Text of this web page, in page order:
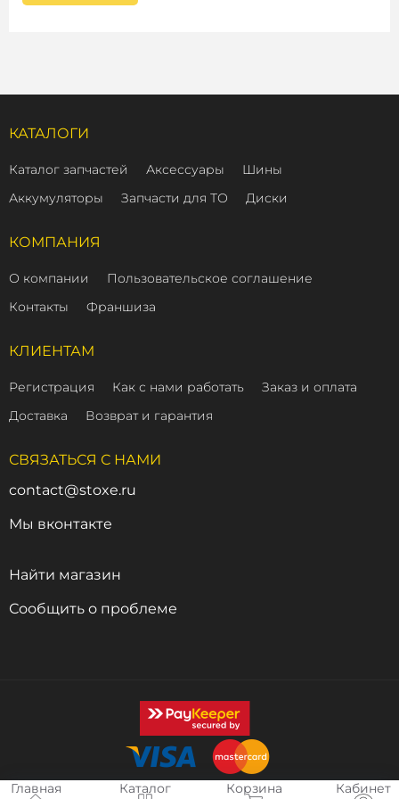
КАТАЛОГИ
Каталог запчастей Аксессуары
Шины
Аккумуляторы
Запчасти для ТО Диски
КОМПАНИЯ
О компании
Пользовательское соглашение
Контакты
Франшиза
КЛИЕНТАМ
Регистрация Как с нами работать
Заказ и оплата
Доставка
Возврат и гарантия
СВЯЗАТЬСЯ С НАМИ
contact@stoxe.ru
Мы вконтакте
Найти магазин
Сообщить о проблеме
Главная Каталог Корзина Кабинет